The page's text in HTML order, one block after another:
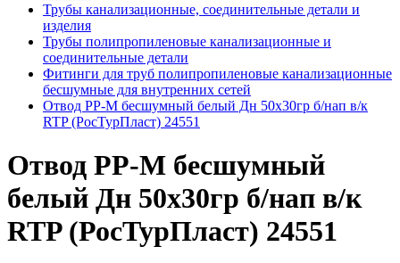
Трубы канализационные, соединительные детали и
изделия
Трубы полипропиленовые канализационные и
соединительные детали
Фитинги для труб полипропиленовые канализационные
бесшумные для внутренних сетей
Отвод PP-M бесшумный белый Дн 50х30гр б/нап в/к
RTP (РосТурПласт) 24551
Отвод PP-M бесшумный
белый Дн 50х30гр б/нап в/к
RTP (РосТурПласт) 24551